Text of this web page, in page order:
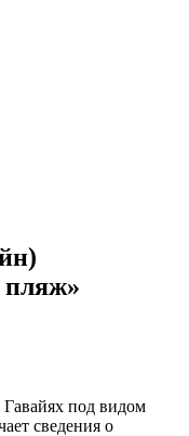
пляж»
под видом
сведения о